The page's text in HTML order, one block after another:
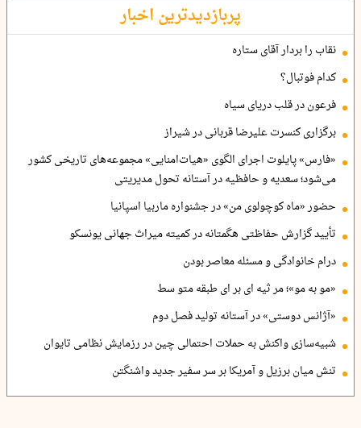
پربازدیدترین اخبار
نقاب را بردار آقای ستاره
کدام فوتبال؟
فرعون در قلب دریای سیاه
برگزاری کنسرت علیرضا قربانی در شیراز
«فارس» پایلوت اجرای الگوی «هیات‌امنایی» مجموعه‌های تاریخی کشور
می‌شود؛ سعدیه و حافظیه در آستانه تحول مدیریتی
حضور «ماه کوچولوی من» در جشنواره ماربیا اسپانیا
تأیید گزارش حفاظتی هگمتانه در کمیته میراث جهانی یونسکو
درام خانوادگی و مسئله معاصر بودن
«مو به مو»؛ مر ثیه ای بر ای طبقه متو سط
«آژانس دوستی» در آستانه تولید فصل دوم
شبیه‌سازی واکنش به حملات احتمالی چین در رزمایش نظامی تایوان
تنش میان برزیل و آمریکا بر سر سفیر جدید واشنگتن